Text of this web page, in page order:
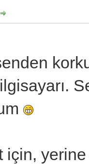
için,